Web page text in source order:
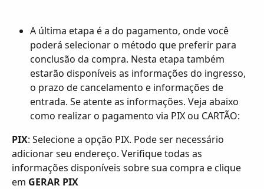
A última etapa é a do pagamento, onde você
poderá selecionar o método que preferir para
conclusão da compra. Nesta etapa também
estarão disponíveis as informações do ingresso,
o prazo de cancelamento e informações de
entrada. Se atente as informações. Veja abaixo
como realizar o pagamento via PIX ou CARTÃO:
PIX: Selecione a opção PIX. Pode ser necessário
adicionar seu endereço. Verifique todas as
informações disponíveis sobre sua compra e clique
em GERAR PIX